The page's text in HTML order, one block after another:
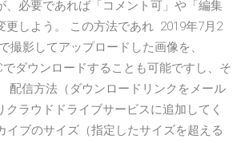
、必要であれば「コメント可」や「編集
更しよう。 この方法であれ 2019年7月2
撮影してアップロードした画像を、
ダウンロードすることも可能ですし、そ
配信方法（ダウンロードリンクをメール
クラウドドライブサービスに追加してく
イブのサイズ（指定したサイズを超える